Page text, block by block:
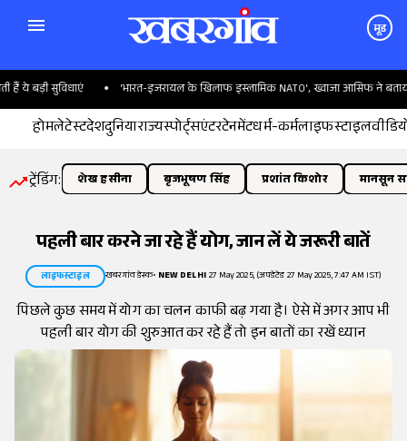
मूड
बड़ी सुविधाएं 'भारत-इजरायल के खिलाफ इस्लामिक NATO', ख्वाजा आसिफ ने बताया
होमलेटेस्टदेशदुनियाराज्यस्पोर्ट्सएंटरटेनमेंटधर्म-कर्मलाइफस्टाइल
ट्रेंडिंग: शेख हसीना बृजभूषण सिंह प्रशांत किशोर मानसून
पहली बार करने जा रहे हैं योग, जान लें ये जरूरी बातें
लाइफस्टाइल खबरगांव डेस्क• NEW DELHI27 May 2025, (अपडेटेड 27 May 2025, 7:47 AM IST)
पिछले कुछ समय में योग का चलन काफी बढ़ गया है। ऐसे में अगर आप भी
पहली बार योग की शुरुआत कर रहे हैं तो इन बातों का रखें ध्यान